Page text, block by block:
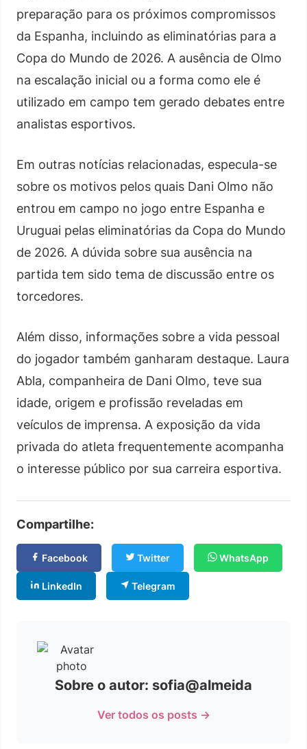
preparação para os próximos compromissos
da Espanha, incluindo as eliminatórias para a
Copa do Mundo de 2026. A ausência de Olmo
na escalação inicial ou a forma como ele é
utilizado em campo tem gerado debates entre
analistas esportivos.
Em outras notícias relacionadas, especula-se
sobre os motivos pelos quais Dani Olmo não
entrou em campo no jogo entre Espanha e
Uruguai pelas eliminatórias da Copa do Mundo
de 2026. A dúvida sobre sua ausência na
partida tem sido tema de discussão entre os
torcedores.
Além disso, informações sobre a vida pessoal
do jogador também ganharam destaque. Laura
Abla, companheira de Dani Olmo, teve sua
idade, origem e profissão reveladas em
veículos de imprensa. A exposição da vida
privada do atleta frequentemente acompanha
o interesse público por sua carreira esportiva.
Compartilhe:
Facebook Twitter WhatsApp
LinkedIn Telegram
Sobre o autor: sofia@almeida
Ver todos os posts →